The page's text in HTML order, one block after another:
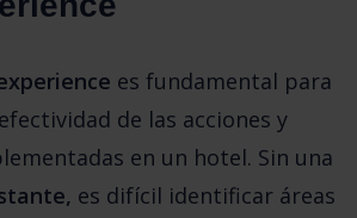
es fundamental para
de las acciones y
es difícil identificar áreas